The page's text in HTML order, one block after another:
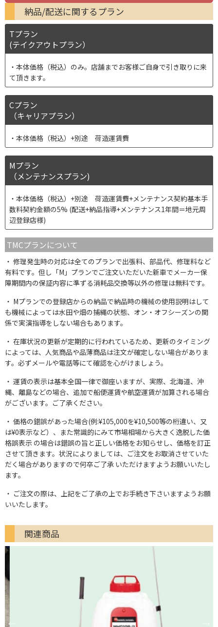
納品/配送に関するプラン
Tプラン
(テイクアウトプラン）
本体価格（税込）のみ。店舗までお客様ご自身で引き取りに来
て頂きます。
Cプラン
（キャリアプラン）
本体価格（税込）+別途 荷造運賃費
Mプラン
（メンテナンスプラン)
本体価格（税込）+別途 荷造運賃費+メンテナンス契約基本手
数料契約金額の5% (配送+納品指導+メンテナンス1年間＝地元周
辺登録店様)
TMCプランについて
修理発生時の対応は全てのプランで出張料、部品代、修理料など
有料です。但し「M」プランでご注文いただいた新車でメーカー保
障期間内の保証内容に準ずる消耗品交換等以外の修理は無料です。
Mプランでの登録店からの納品で納品時の機械の使用説明はして
も機械によっては水田や畑の捕縄の状態、オン・オフシーズンの関
係で実演指導をしない場合もあります。
在庫状況の更新が定期的に行われているため、更新のタイミング
によっては、人気商品や品薄商品は注文が確定しない場合がありま
す。必ずメールや電話等にて確認を心がけましょう。
運賃の表示は基本全国一律で御座いますが、実際、北海道、沖
縄、離島などの場合、追加で船便運賃や航空運賃が加算される場合
がございます。ご了承ください。
価格の錯誤があった場合(例:¥105,000を¥10,500等の桁違い、又
は¥0表示など）、また常識的にみて市場相場から大きく逸脱した価
格誤表示 の場合は錯誤の旨と正しい価格をお知らせし、価格を訂正
させて頂きます。状況によりましては、ご注文をお取消させていた
だく場合がありますので何卒ご了承 いただけますようお願いいたし
ます。
ご注文の際は、上記をご了承の上でお手続き下さいますようお願
いいたします。
関連商品